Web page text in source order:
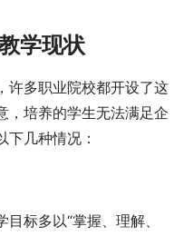
学现状
许多职业院校都开设了这
，培养的学生无法满足企
几种情况：
标多以“掌握、理解、